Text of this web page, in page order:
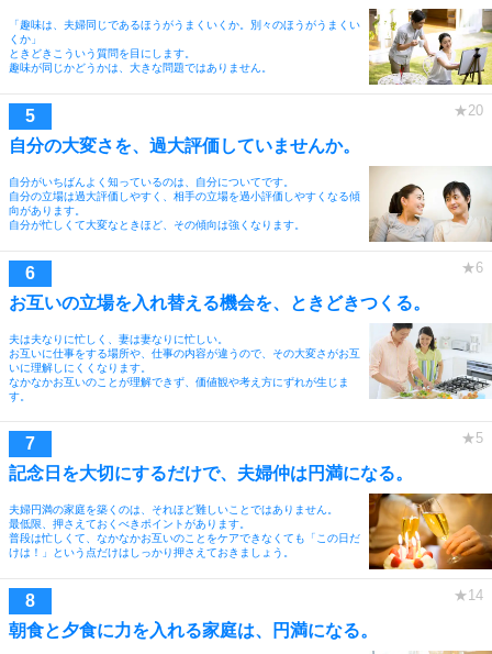
「趣味は、夫婦同じであるほうがうまくいくか。別々のほうがうまくい
くか」
ときどきこういう質問を目にします。
趣味が同じかどうかは、大きな問題ではありません。
自分の大変さを、過大評価していませんか。
自分がいちばんよく知っているのは、自分についてです。
自分の立場は過大評価しやすく、相手の立場を過小評価しやすくなる傾
向があります。
自分が忙しくて大変なときほど、その傾向は強くなります。
お互いの立場を入れ替える機会を、ときどきつくる。
夫は夫なりに忙しく、妻は妻なりに忙しい。
お互いに仕事をする場所や、仕事の内容が違うので、その大変さがお互
いに理解しにくくなります。
なかなかお互いのことが理解できず、価値観や考え方にずれが生じま
す。
記念日を大切にするだけで、夫婦仲は円満になる。
夫婦円満の家庭を築くのは、それほど難しいことではありません。
最低限、押さえておくべきポイントがあります。
普段は忙しくて、なかなかお互いのことをケアできなくても「この日だ
けは！」という点だけはしっかり押さえておきましょう。
朝食と夕食に力を入れる家庭は、円満になる。